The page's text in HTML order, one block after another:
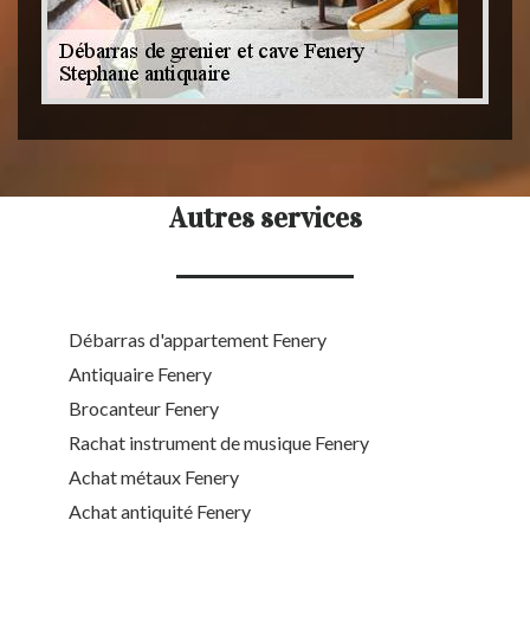
Autres services
Débarras d'appartement Fenery
Antiquaire Fenery
Brocanteur Fenery
Rachat instrument de musique Fenery
Achat métaux Fenery
Achat antiquité Fenery